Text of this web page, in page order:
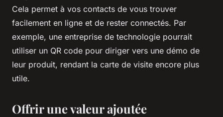
Cela permet à vos contacts de vous trouver
facilement en ligne et de rester connectés. Par
exemple, une entreprise de technologie pourrait
utiliser un QR code pour diriger vers une démo de
leur produit, rendant la carte de visite encore plus
utile.
Offrir une valeur ajoutée